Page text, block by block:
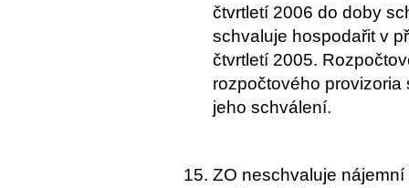
čtvrtletí 2006 do doby
schvaluje hospodařit v
čtvrtletí 2005.
rozpočtového
jeho schválení.
ZO neschvaluje